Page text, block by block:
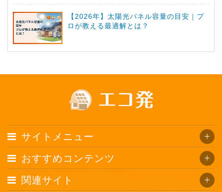
【2026年】太陽光パネル容量の目安｜プ
ロが教える最適解とは？
サイトメニュー
おすすめコンテンツ
関連サイト